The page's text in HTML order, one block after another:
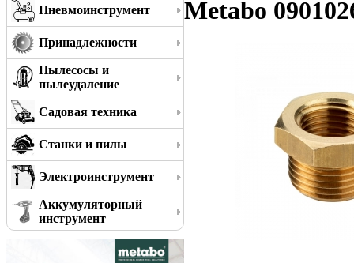
Пневмоинструмент
Принадлежности
Пылесосы и
пылеудаление
Садовая техника
Станки и пилы
Электроинструмент
Аккумуляторный
инструмент
Metabo